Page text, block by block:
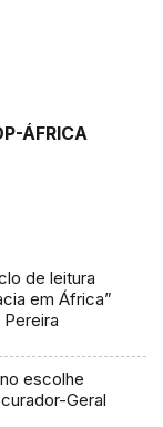
ÁFRICA
de leitura
em África”
escolhe
Geral